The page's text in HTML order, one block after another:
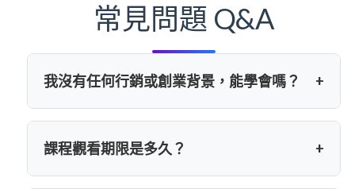
常見問題 Q&A
我沒有任何行銷或創業背景，能學會嗎？
+
技術。課程從最根本的心法與自我認知開
始，一步步建立你的信心與行動框架，適合
所有初心者。
課程觀看期限是多久？
+